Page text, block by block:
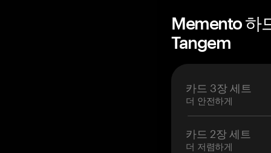
Memento 하
Tangem
카드 3장 세트
더 안전하게
카드 2장 세트
더 저렴하게